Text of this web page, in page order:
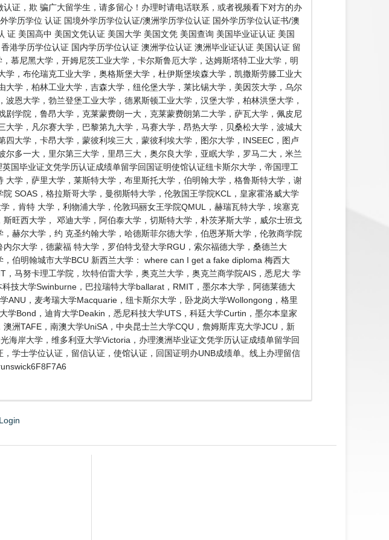
证，欺 骗广大留学生，请多留心！办理时请电话联系，或者视频看下对方的办
历学位 认证 国境外学历学位认证/澳洲学历学位认证 国外学历学位认证书/澳
美国高中 美国文凭认证 美国大学 美国文凭 美国查询 美国毕业证认证 美国
港学历学位认证 国内学历学位认证 澳洲学位认证 澳洲毕业证认证 美国认证 留
慕尼黑大学，开姆尼茨工业大学，卡尔斯鲁厄大学，达姆斯塔特工业大学，明
，布伦瑞克工业大学，奥格斯堡大学，杜伊斯堡埃森大学，凯撒斯劳滕工业大
学，柏林工业大学，吉森大学，纽伦堡大学，莱比锡大学，美因茨大学，乌尔
恩大学，勃兰登堡工业大学，德累斯顿工业大学，汉堡大学，柏林洪堡大学，
学院，鲁昂大学，克莱蒙费朗一大，克莱蒙费朗第二大学，萨瓦大学，佩皮尼
学，凡尔赛大学，巴黎第九大学，马赛大学，昂热大学，贝桑松大学，波城大
大学，卡昂大学，蒙彼利埃三大，蒙彼利埃大学，图尔大学，INSEEC，图卢
多一大，里尔第三大学，里昂三大，奥尔良大学，亚眠大学，罗马二大，米兰
国毕业证文凭学历认证成绩单留学回国证明使馆认证纽卡斯尔大学，帝国理工
学，萨里大学，莱斯特大学，布里斯托大学，伯明翰大学，格鲁斯特大学，谢
SOAS，格拉斯哥大学，曼彻斯特大学，伦敦国王学院KCL，皇家霍洛威大学
，肯特 大学，利物浦大学，伦敦玛丽女王学院QMUL，赫瑞瓦特大学，埃塞克
旺西大学， 邓迪大学，阿伯泰大学，切斯特大学，朴茨茅斯大学，威尔士班戈
赫尔大学，约 克圣约翰大学，哈德斯菲尔德大学，伯恩茅斯大学，伦敦商学院
尔大学，德蒙福 特大学，罗伯特戈登大学RGU，索尔福德大学，桑德兰大
伯明翰城市大学BCU 新西兰大学： where can I get a fake diploma 梅西大
马努卡理工学院，坎特伯雷大学，奥克兰大学，奥克兰商学院AIS，悉尼大 学
技大学Swinburne，巴拉瑞特大学ballarat，RMIT，墨尔本大学，阿德莱德大
，麦考瑞大学Macquarie，纽卡斯尔大学，卧龙岗大学Wollongong，格里
Bond，迪肯大学Deakin，悉尼科技大学UTS，科廷大学Curtin，墨尔本皇家
洲TAFE，南澳大学UniSA，中央昆士兰大学CQU，詹姆斯库克大学JCU，新
海岸大学，维多利亚大学Victoria，办理澳洲毕业证文凭学历认证成绩单留学回
学士学位认证，留信认证，使馆认证，回国证明办UNB成绩单。线上办理留信
Login